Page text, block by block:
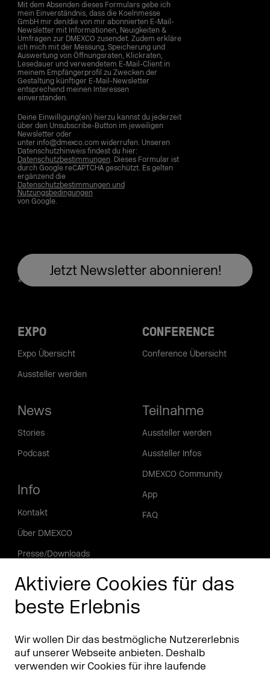
Aktiviere Cookies für das
beste Erlebnis
Wir wollen Dir das bestmögliche Nutzererlebnis
auf unserer Webseite anbieten. Deshalb
verwenden wir Cookies für ihre laufende
Mit dem Absenden dieses Formulars gebe ich
mein Einverständnis, dass die Koelnmesse
GmbH mir den/die von mir abonnierten E-Mail-
Newsletter mit Informationen, Neuigkeiten &
Umfragen zur DMEXCO zusendet. Zudem erkläre
ich mich mit der Messung, Speicherung und
Auswertung von Öffnungsraten, Klickraten,
Lesedauer und verwendetem E-Mail-Client in
meinem Empfängerprofil zu Zwecken der
Gestaltung künftiger E-Mail-Newsletter
entsprechend meinen Interessen
einverstanden.
Deine Einwilligung(en) hierzu kannst du jederzeit
über den Unsubscribe-Button im jeweiligen
Newsletter oder
unter info@dmexco.com widerrufen. Unseren
Datenschutzhinweis findest du hier:
Datenschutzbestimmungen. Dieses Formular ist
durch Google reCAPTCHA geschützt. Es gelten
ergänzend die
Datenschutzbestimmungen und
Nutzungsbedingungen
von Google.
EXPO
Expo Übersicht
Aussteller werden
CONFERENCE
Conference Übersicht
News
Stories
Podcast
Info
Kontakt
Über DMEXCO
Presse/Downloads
Phishing Alarm
Teilnahme
Aussteller werden
Aussteller Infos
DMEXCO Community
App
FAQ
Partner
Partner & Sponsoren DMEXCO Asia